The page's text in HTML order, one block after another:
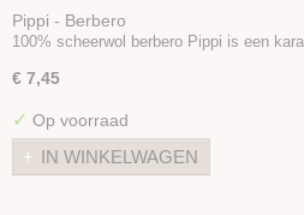
Pippi - Berbero
100% scheerwol berbero Pippi is een
€ 7,45
✓ Op voorraad
IN WINKELWAGEN